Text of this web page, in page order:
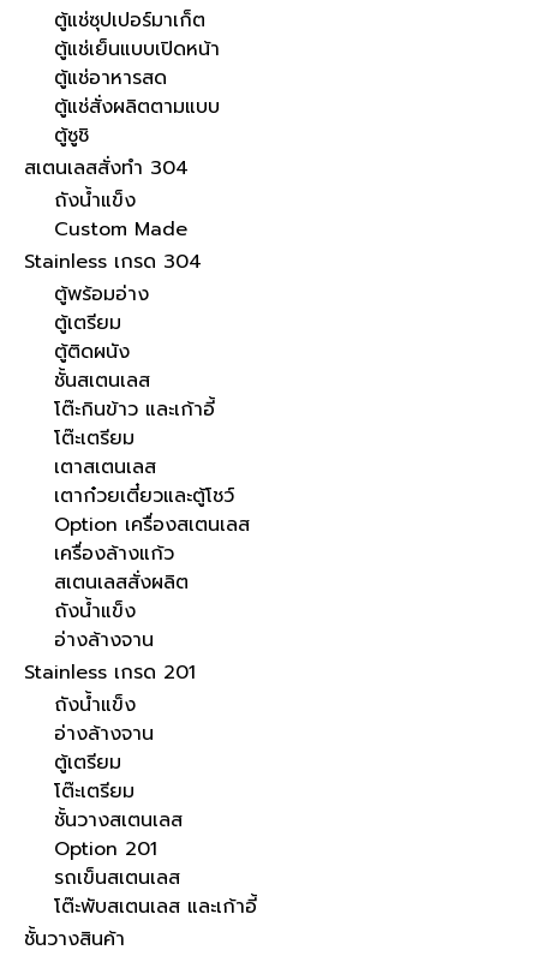
ตู้แช่ซุปเปอร์มาเก็ต
ตู้แช่เย็นแบบเปิดหน้า
ตู้แช่อาหารสด
ตู้แช่สั่งผลิตตามแบบ
ตู้ซูชิ
สเตนเลสสั่งทำ 304
ถังน้ำแข็ง
Custom Made
Stainless เกรด 304
ตู้พร้อมอ่าง
ตู้เตรียม
ตู้ติดผนัง
ชั้นสเตนเลส
โต๊ะกินข้าว และเก้าอี้
โต๊ะเตรียม
เตาสเตนเลส
เตาก๋วยเตี๋ยวและตู้โชว์
Option เครื่องสเตนเลส
เครื่องล้างแก้ว
สเตนเลสสั่งผลิต
ถังน้ำแข็ง
อ่างล้างจาน
Stainless เกรด 201
ถังน้ำแข็ง
อ่างล้างจาน
ตู้เตรียม
โต๊ะเตรียม
ชั้นวางสเตนเลส
Option 201
รถเข็นสเตนเลส
โต๊ะพับสเตนเลส และเก้าอี้
ชั้นวางสินค้า